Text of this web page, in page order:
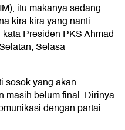
itu makanya sedang
kira kira yang nanti
Presiden PKS Ahmad
Selasa
sosok yang akan
masih belum final. Dirinya
dengan partai